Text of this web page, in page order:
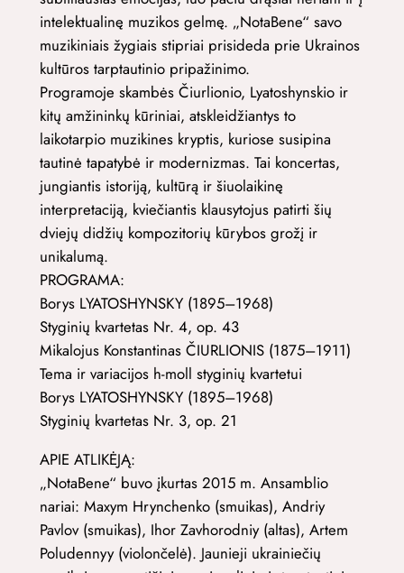
intelektualinę muzikos gelmę. „NotaBene“ savo
muzikiniais žygiais stipriai prisideda prie Ukrainos
kultūros tarptautinio pripažinimo.
Programoje skambės Čiurlionio, Lyatoshynskio ir
kitų amžininkų kūriniai, atskleidžiantys to
laikotarpio muzikines kryptis, kuriose susipina
tautinė tapatybė ir modernizmas. Tai koncertas,
jungiantis istoriją, kultūrą ir šiuolaikinę
interpretaciją, kviečiantis klausytojus patirti šių
dviejų didžių kompozitorių kūrybos grožį ir
unikalumą.
PROGRAMA:
Borys LYATOSHYNSKY (1895–1968)
Styginių kvartetas Nr. 4, op. 43
Mikalojus Konstantinas ČIURLIONIS (1875–1911)
Tema ir variacijos h-moll styginių kvartetui
Borys LYATOSHYNSKY (1895–1968)
Styginių kvartetas Nr. 3, op. 21
APIE ATLIKĖJĄ:
„NotaBene“ buvo įkurtas 2015 m. Ansamblio
nariai: Maxym Hrynchenko (smuikas), Andriy
Pavlov (smuikas), Ihor Zavhorodniy (altas), Artem
Poludennyy (violončelė). Jaunieji ukrainiečių